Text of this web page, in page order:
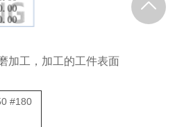
加工，加工的工件表面
#180